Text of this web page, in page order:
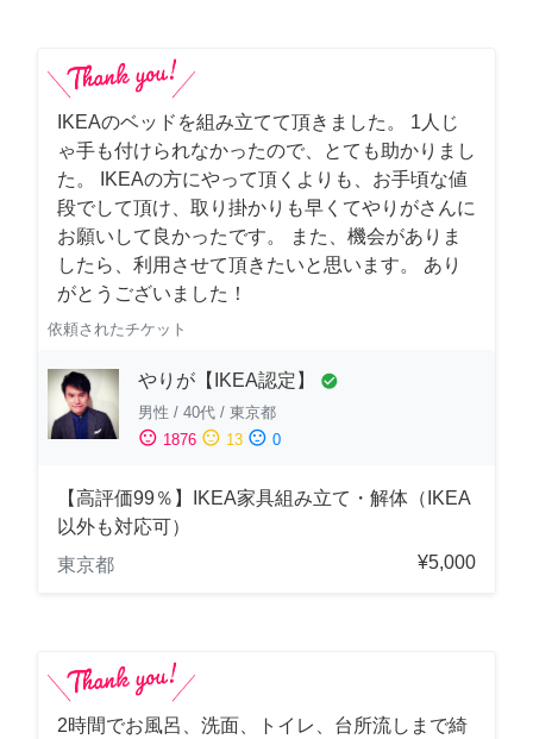
IKEAのベッドを組み立てて頂きました。 1人じ
ゃ手も付けられなかったので、とても助かりまし
た。 IKEAの方にやって頂くよりも、お手頃な値
段でして頂け、取り掛かりも早くてやりがさんに
お願いして良かったです。 また、機会がありま
したら、利用させて頂きたいと思います。 あり
がとうございました！
依頼されたチケット
やりが【IKEA認定】 check_circle
男性 / 40代 / 東京都
sentiment_satisfied 1876 sentiment_neutral 13 sentiment_dissatisfied 0
【高評価99％】IKEA家具組み立て・解体（IKEA
以外も対応可）
東京都
¥5,000
2時間でお風呂、洗面、トイレ、台所流しまで綺